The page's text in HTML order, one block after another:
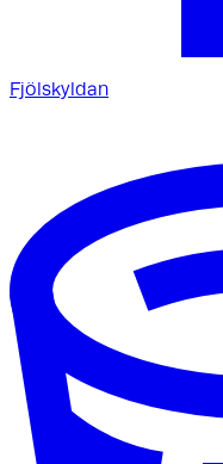
Fjölskyldan